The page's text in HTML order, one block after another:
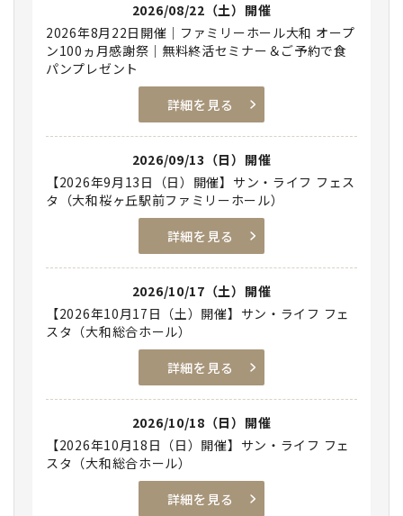
2026/08/22（土）開催
2026年8月22日開催｜ファミリーホール大和 オープ
ン100ヵ月感謝祭｜無料終活セミナー＆ご予約で食
パンプレゼント
詳細を見る
2026/09/13（日）開催
【2026年9月13日（日）開催】サン・ライフ フェス
タ（大和桜ヶ丘駅前ファミリーホール）
詳細を見る
2026/10/17（土）開催
【2026年10月17日（土）開催】サン・ライフ フェ
スタ（大和総合ホール）
詳細を見る
2026/10/18（日）開催
【2026年10月18日（日）開催】サン・ライフ フェ
スタ（大和総合ホール）
詳細を見る